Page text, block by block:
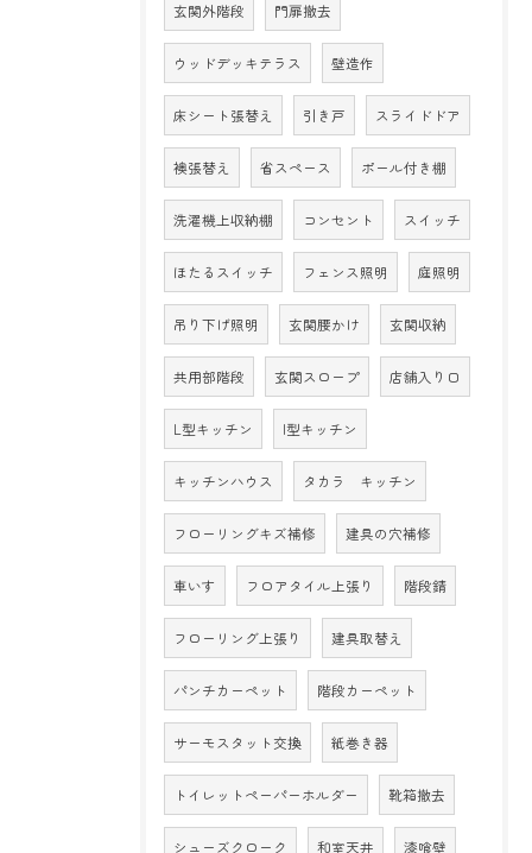
玄関外階段 門扉撤去
ウッドデッキテラス 壁造作
床シート張替え 引き戸 スライドドア
襖張替え 省スペース ポール付き棚
洗濯機上収納棚 コンセント スイッチ
ほたるスイッチ フェンス照明 庭照明
吊り下げ照明 玄関腰かけ 玄関収納
共用部階段 玄関スロープ 店舗入り口
L型キッチン I型キッチン
キッチンハウス タカラ キッチン
フローリングキズ補修 建具の穴補修
車いす フロアタイル上張り 階段錆
フローリング上張り 建具取替え
パンチカーペット 階段カーペット
サーモスタット交換 紙巻き器
トイレットペーパーホルダー 靴箱撤去
シューズクローク 和室天井 漆喰壁